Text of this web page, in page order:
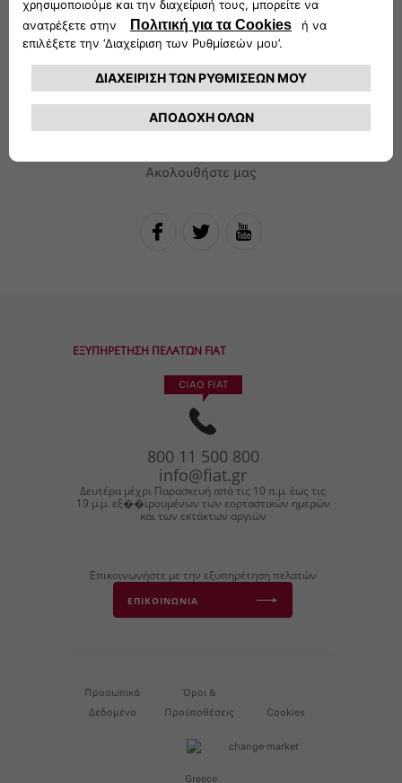
ΚΑΤΕΒΑΣΜΑ ΚΑΤΑΛΟΓΟΥ
Ακολουθήστε μας
ΕΞΥΠΗΡΕΤΗΣΗ ΠΕΛΑΤΩΝ FIAT
CIAO FIAT
800 11 500 800
info@fiat.gr
Δευτέρα μέχρι Παρασκευή από τις 10 π.μ. έως τις
19 μ.μ. εξ��ιρουμένων των εορταστικών ημερών
και των εκτάκτων αργιών
Επικοινωνήστε με την εξυπηρέτηση πελατών
ΕΠΙΚΟΙΝΩΝΙΑ
Προσωπικά
Δεδομένα
Όροι &
Προϋποθέσεις
Cookies
Greece